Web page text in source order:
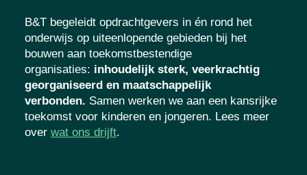
B&T begeleidt opdrachtgevers in én rond het
onderwijs op uiteenlopende gebieden bij het
bouwen aan toekomstbestendige
organisaties: inhoudelijk sterk, veerkrachtig
georganiseerd en maatschappelijk
verbonden. Samen werken we aan een kansrijke
toekomst voor kinderen en jongeren. Lees meer
over wat ons drijft.